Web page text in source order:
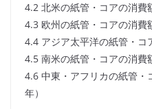
4.2 北米の紙管・コアの消費
4.3 欧州の紙管・コアの消費
4.4 アジア太平洋の紙管・コ
4.5 南米の紙管・コアの消費
4.6 中東・アフリカの紙管・
年）